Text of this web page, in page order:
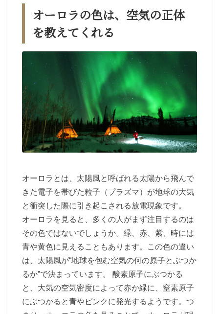
オーロラの色は、空気の正体
を教えてくれる
オーロラとは、太陽風と呼ばれる太陽から飛んで
きた電子を帯びた粒子（プラズマ）が地球の大気
と衝突した際に引き起こされる放電現象です。
オーロラを見ると、多くの人がまず注目するのは
その色ではないでしょうか。緑、赤、紫、時には
青や黄色に見えることもあります。この色の違い
は、太陽風が“地球を包む空気の何の原子とぶつか
るか”で決まっています。 酸素原子にぶつかる
と、大気の空気密度によって赤か緑に、窒素原子
にぶつかると青やピンクに発光するようです。つ